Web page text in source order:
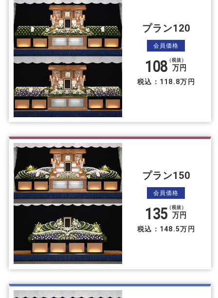
プラン120
会員価格
108 （税抜）
万円
税込：118.8万円
プラン150
会員価格
135（税抜）
万円
税込：148.5万円